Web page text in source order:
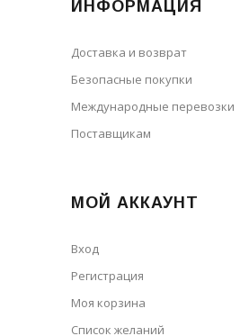
ИНФОРМАЦИЯ
Доставка и возврат
Безопасные покупки
Международные перевозки
Поставщикам
МОЙ АККАУНТ
Вход
Регистрация
Моя корзина
Cписок желаний